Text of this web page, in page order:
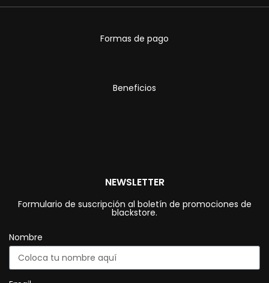
Formas de pago
Beneficios
NEWSLETTER
Formulario de suscripción al boletín de promociones de
blackstore.
Nombre